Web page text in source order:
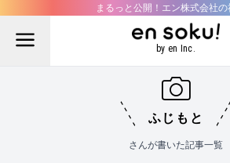
まるっと公開！エン株式会社の
by en Inc.
ふじもと
さんが書いた記事一覧